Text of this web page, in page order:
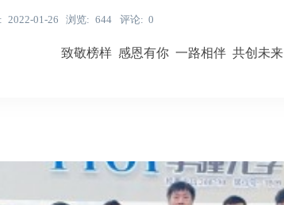
2022-01-26 浏览 644 评论 0
致敬榜样 感恩有你 一路相伴 共创未来